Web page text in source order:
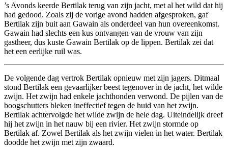
’s Avonds keerde Bertilak terug van zijn jacht, met al het wild dat hij
had gedood. Zoals zij de vorige avond hadden afgesproken, gaf
Bertilak zijn buit aan Gawain als onderdeel van hun overeenkomst.
Gawain had slechts een kus ontvangen van de vrouw van zijn
gastheer, dus kuste Gawain Bertilak op de lippen. Bertilak zei dat
het een eerlijke ruil was.
De volgende dag vertrok Bertilak opnieuw met zijn jagers. Ditmaal
stond Bertilak een gevaarlijker beest tegenover in de jacht, het wilde
zwijn. Het zwijn had enkele jachthonden verwond. De pijlen van de
boogschutters bleken ineffectief tegen de huid van het zwijn.
Bertilak achtervolgde het wilde zwijn de hele dag. Uiteindelijk dreef
hij het zwijn in het nauw bij een rivier. Het zwijn stormde op
Bertilak af. Zowel Bertilak als het zwijn vielen in het water. Bertilak
doodde het zwijn met zijn zwaard.